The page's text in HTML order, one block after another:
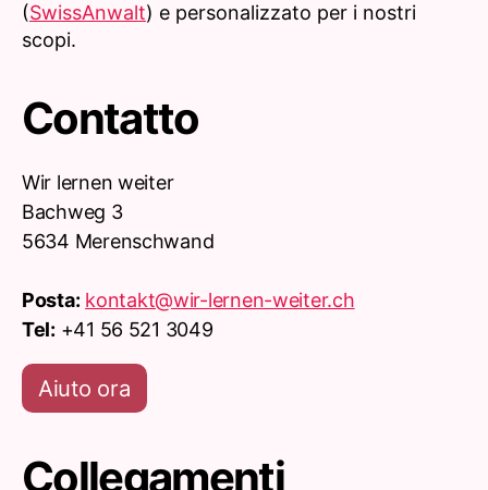
(SwissAnwalt) e personalizzato per i nostri
scopi.
Contatto
Wir lernen weiter
Bachweg 3
5634 Merenschwand
Posta: kontakt@wir-lernen-weiter.ch
Tel: +41 56 521 3049
Aiuto ora
Collegamenti